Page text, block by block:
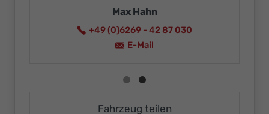
Max Hahn
+49 (0)6269 - 42 87 030
E-Mail
Fahrzeug teilen